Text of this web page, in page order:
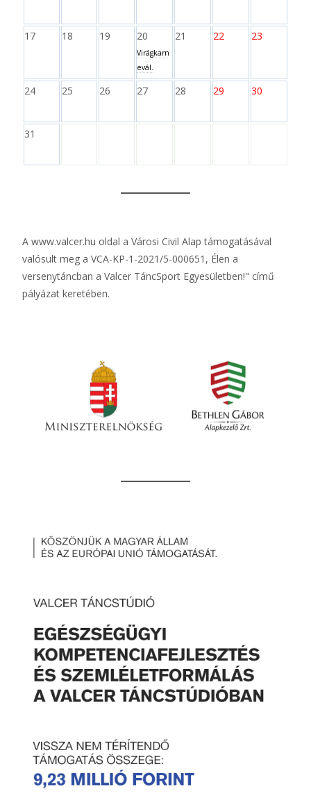
17 18 19 20
Virágkarn
evál.
21 22 23
24 25 26 27 28 29 30
31
A www.valcer.hu oldal a Városi Civil Alap támogatásával
valósult meg a VCA-KP-1-2021/5-000651, Élen a
versenytáncban a Valcer TáncSport Egyesületben!" című
pályázat keretében.